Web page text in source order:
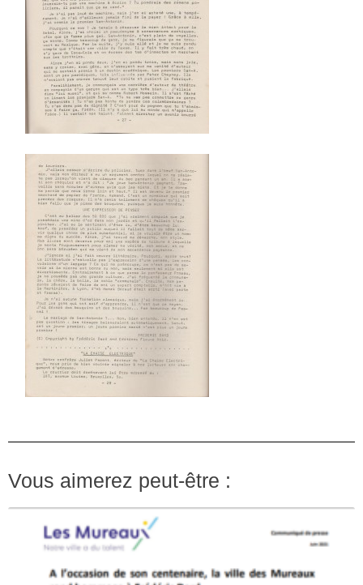
Vous aimerez peut-être :